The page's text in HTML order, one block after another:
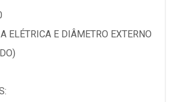
ELÉTRICA E DIÂMETRO EXTERNO